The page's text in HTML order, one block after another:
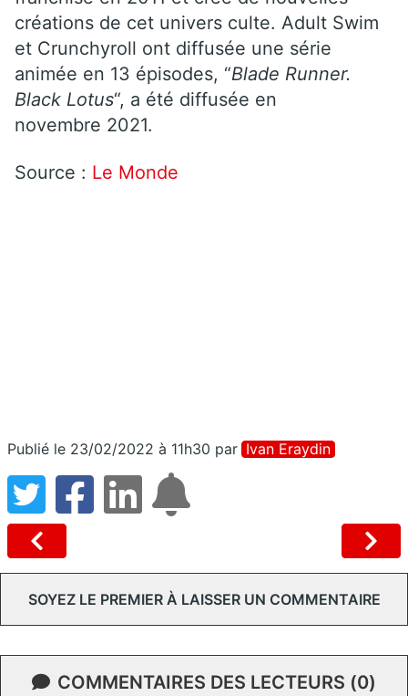
créations de cet univers culte. Adult Swim
et Crunchyroll ont diffusée une série
animée en 13 épisodes, “Blade Runner.
Black Lotus“, a été diffusée en
novembre 2021.
Source : Le Monde
Publié le 23/02/2022 à 11h30 par Ivan Eraydin
SOYEZ LE PREMIER À LAISSER UN COMMENTAIRE
COMMENTAIRES DES LECTEURS (0)